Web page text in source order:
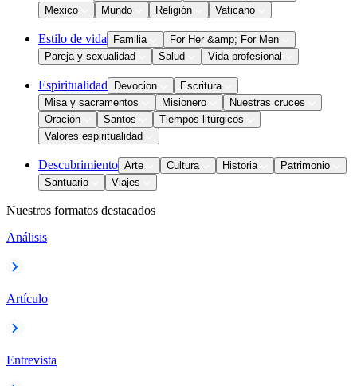
Mexico
Mundo Religión Vaticano
Estilo de vida Familia
For Her &amp; For Men
Pareja y sexualidad
Salud Vida profesional
Espiritualidad Devocion
Escritura
Misa y sacramentos
Misionero
Nuestras cruces
Oración
Santos
Tiempos litúrgicos
Valores espiritualidad
Descubrimiento Arte Cultura Historia
Patrimonio
Santuario
Viajes
Nuestros formatos destacados
Análisis
Artículo
Entrevista